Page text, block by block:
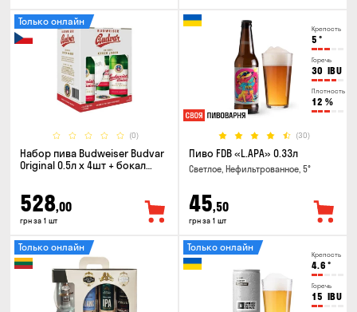
(0)
Только онлайн
Набор пива Budweiser Budvar
Original 0.5л х 4шт + бокал
528,00
грн за 1 шт
Крепость
5 °
Горечь
30 IBU
Плотность
12 %
(30)
Пиво FDB «L.APA» 0.33л
Светлое, Нефильтрованное, 5°
45,50
грн за 1 шт
Только онлайн
Крепость
4.6 °
Горечь
15 IBU
Только онлайн